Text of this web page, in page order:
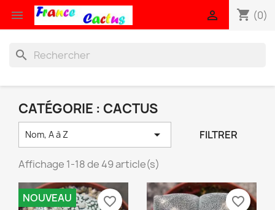
 shopping_cart (0)

search
CATÉGORIE : CACTUS
Nom, A à Z  FILTRER
Affichage 1-18 de 49 article(s)
NOUVEAU favorite_border favorite_border